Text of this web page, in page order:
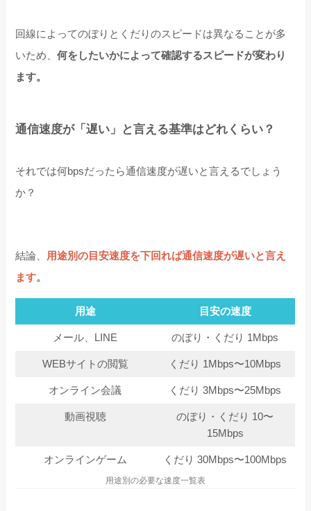
回線によってのぼりとくだりのスピードは異なることが多
いため、何をしたいかによって確認するスピードが変わり
ます。
通信速度が「遅い」と言える基準はどれくらい？
それでは何bpsだったら通信速度が遅いと言えるでしょう
か？
結論、 用途別の目安速度を下回れば通信速度が遅いと言え
ます。
用途 目安の速度
メール、LINE のぼり・くだり 1Mbps
WEBサイトの閲覧 くだり 1Mbps〜10Mbps
オンライン会議 くだり 3Mbps〜25Mbps
動画視聴
のぼり・くだり 10〜
15Mbps
オンラインゲーム くだり 30Mbps〜100Mbps
用途別の必要な速度一覧表